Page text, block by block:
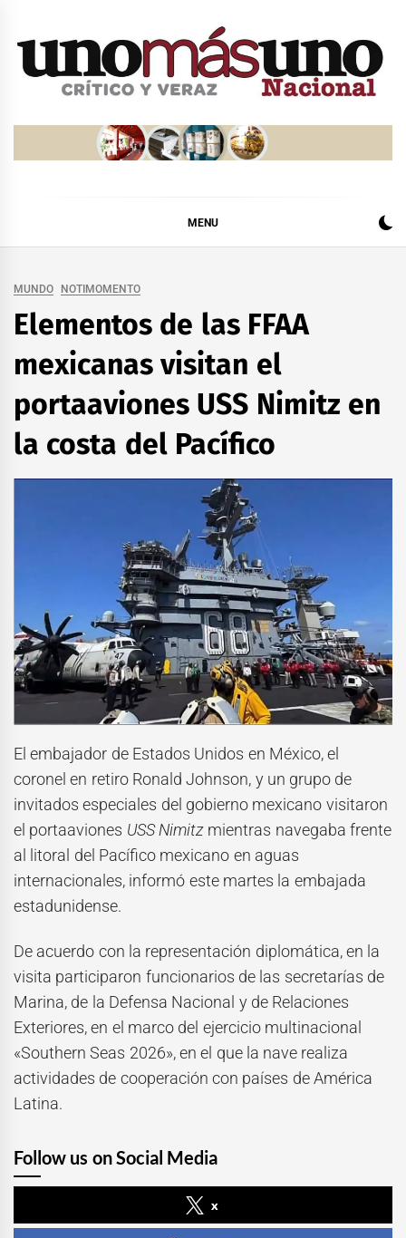
MENU
MUNDO NOTIMOMENTO
Elementos de las FFAA
mexicanas visitan el
portaaviones USS Nimitz en
la costa del Pacífico
El embajador de Estados Unidos en México, el
coronel en retiro Ronald Johnson, y un grupo de
invitados especiales del gobierno mexicano visitaron
el portaaviones USS Nimitzmientras navegaba frente
al litoral del Pacífico mexicano en aguas
internacionales, informó este martes la embajada
estadunidense.
De acuerdo con la representación diplomática, en la
visita participaron funcionarios de las secretarías de
Marina, de la Defensa Nacional y de Relaciones
Exteriores, en el marco del ejercicio multinacional
«Southern Seas 2026», en el que la nave realiza
actividades de cooperación con países de América
Latina.
Follow us on Social Media
x